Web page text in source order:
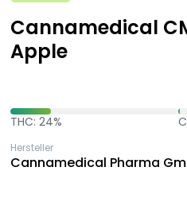
Cannamedical
Apple
THC: 24%
Hersteller
Cannamedical Pharma